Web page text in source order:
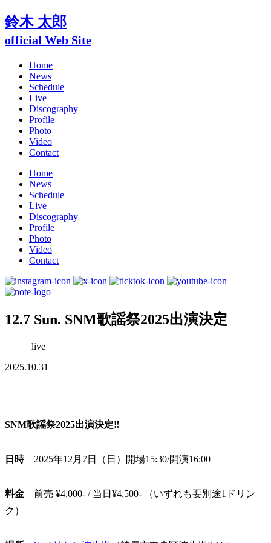
鈴木 太郎
official Web Site
Home
News
Schedule
Live
Discography
Profile
Photo
Video
Contact
Home
News
Schedule
Live
Discography
Profile
Photo
Video
Contact
12.7 Sun. SNM歌謡祭2025出演決定
live
2025.10.31
SNM歌謡祭2025出演決定‼︎
日時2025年12月7日（日）開場15:30/開演16:00
料金 前売 ¥4,000- / 当日¥4,500- （いずれも要別途1ドリン
ク）